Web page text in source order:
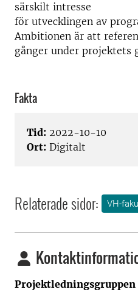
särskilt intresse
för utvecklingen av
Ambitionen är att
gånger under projektets
Fakta
Tid: 2022-10-10
Ort: Digitalt
Relaterade sidor: VH-
Projektledningsgruppen